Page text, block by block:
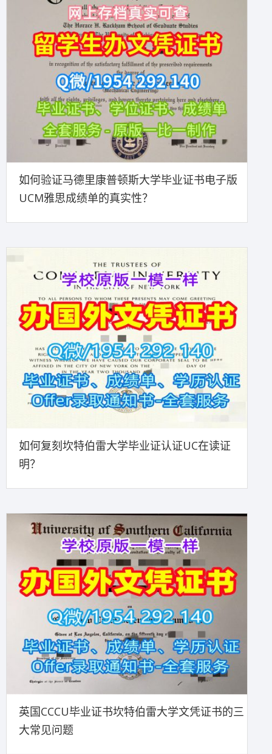
如何验证马德里康普顿斯大学毕业证书电子版
UCM雅思成绩单的真实性？
如何复刻坎特伯雷大学毕业证认证UC在读证
明？
英国CCCU毕业证书坎特伯雷大学文凭证书的三
大常见问题